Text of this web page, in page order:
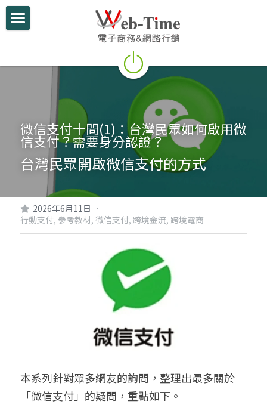
電商學堂
跨境電商
跨境行銷
微信行銷
電商部落格
行動支付整合
微信支付十問(1)：台灣民眾如何啟用微
信支付？需要身分認證？
台灣民眾開啟微信支付的方式
2026年6月11日 ·
行動支付, 參考教材, 微信支付, 跨境金流, 跨境電商
本系列針對眾多網友的詢問，整理出最多關於
「微信支付」的疑問，重點如下。